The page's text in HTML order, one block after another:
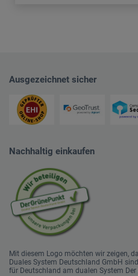
Ausgezeichnet sicher
Nachhaltig einkaufen
Mit diesem Logo möchten wir zeigen,
Duales System Deutschland GmbH
für Deutschland am dualen System